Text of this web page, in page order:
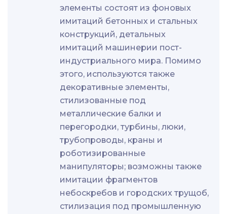
элементы состоят из фоновых
имитаций бетонных и стальных
конструкций, детальных
имитаций машинерии пост-
индустриального мира. Помимо
этого, используются также
декоративные элементы,
стилизованные под
металлические балки и
перегородки, турбины, люки,
трубопроводы, краны и
роботизированные
манипуляторы; возможны также
имитации фрагментов
небоскребов и городских трущоб,
стилизация под промышленную